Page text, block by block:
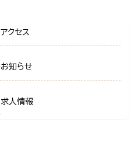
アクセス
お知らせ
求人情報